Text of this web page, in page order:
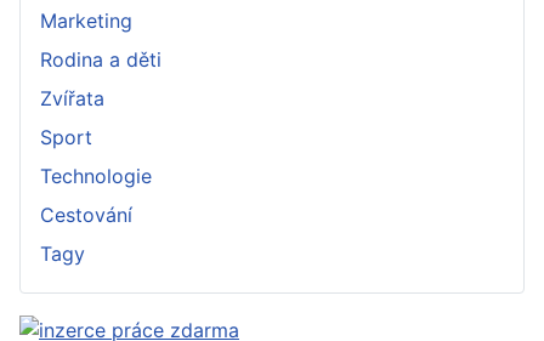
Marketing
Rodina a děti
Zvířata
Sport
Technologie
Cestování
Tagy